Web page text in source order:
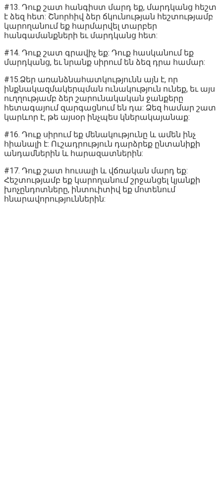
#13. Դուք շատ հանգիստ մարդ եք, մարդկանց հեշտ
է ձեզ հետ: Շնորհիվ ձեր ճկունության հեշտությամբ
կարողանում եք հարմարվել տարբեր
հանգամանքների եւ մարդկանց հետ:
#14. Դուք շատ գրավիչ եք: Դուք հասկանում եք
մարդկանց, եւ նրանք սիրում են ձեզ դրա համար:
#15.Ձեր առանձնահատկությունն այն է, որ
ինքնակազմակերպման ունակություն ունեք, եւ այս
ուղղությամբ ձեր շարունակական ջանքերը
հետագայում զարգացնում են դա: Ձեզ համար շատ
կարևոր է, թե այսօր ինչպես կներակայանաք:
#16. Դուք սիրում եք մենակությունը և ամեն ինչ
հիանալի է: Ուշադրություն դարձրեք ընտանիքի
անդամներին և հարազատներին:
#17. Դուք շատ հուսալի և վճռական մարդ եք:
Հեշտությամբ եք կարողանում շրջանցել կյանքի
խոչընդոտները, ինտուիտիվ եք մոտենում
հնարավորություններին: